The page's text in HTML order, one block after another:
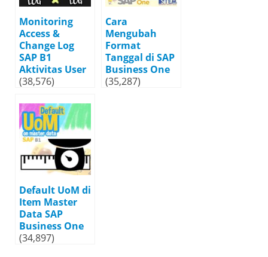
Monitoring
Access &
Change Log
SAP B1
Aktivitas User
(38,576)
Cara
Mengubah
Format
Tanggal di SAP
Business One
(35,287)
Default UoM di
Item Master
Data SAP
Business One
(34,897)